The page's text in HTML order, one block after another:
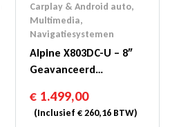
Carplay & Android auto,
Multimedia,
Navigatiesystemen
Alpine X803DC-U – 8″
Geavanceerd
Database Voor
Vrachtwagens
€1.499,00
(Inclusief €260,16BTW)